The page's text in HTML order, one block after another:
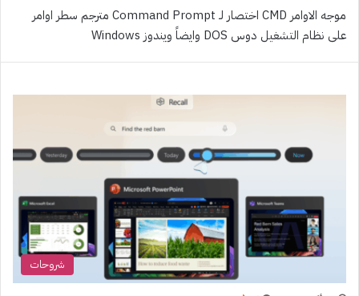
موجه الاوامر CMD اختصار لـ Command Prompt مترجم سطر اوامر
على نظام التشغيل دوس DOS وايضاً ويندوز Windows
شروحات